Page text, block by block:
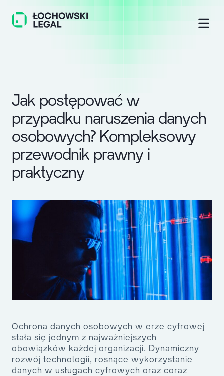
Jak postępować w
przypadku naruszenia danych
osobowych? Kompleksowy
przewodnik prawny i
praktyczny
Ochrona danych osobowych w erze cyfrowej
stała się jednym z najważniejszych
obowiązków każdej organizacji. Dynamiczny
rozwój technologii, rosnące wykorzystanie
danych w usługach cyfrowych oraz coraz